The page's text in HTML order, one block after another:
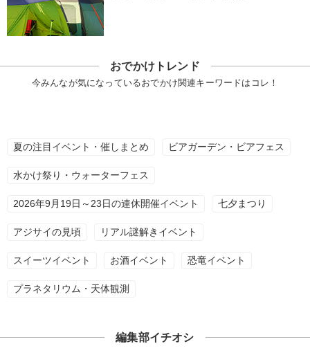
おでかけトレンド
今みんなが気になっているおでかけ関連キーワードはコレ！
夏の注目イベント・催しまとめ ビアガーデン・ビアフェス
水かけ祭り・ウォーターフェス
2026年9月19日～23日の連休開催イベント 七夕まつり
アジサイの見頃 リアル謎解きイベント
スイーツイベント お酒イベント 恐竜イベント
プラネタリウム・天体観測
編集部イチオシ